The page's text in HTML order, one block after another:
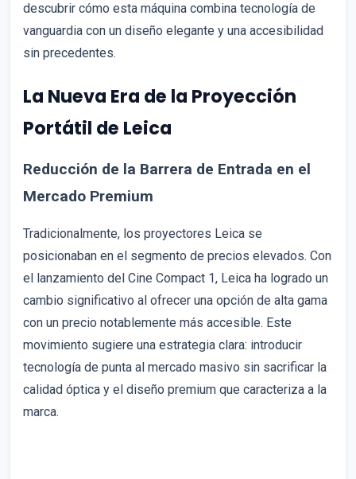
descubrir cómo esta máquina combina tecnología de
vanguardia con un diseño elegante y una accesibilidad
sin precedentes.
La Nueva Era de la Proyección
Portátil de Leica
Reducción de la Barrera de Entrada en el
Mercado Premium
Tradicionalmente, los proyectores Leica se
posicionaban en el segmento de precios elevados. Con
el lanzamiento del Cine Compact 1, Leica ha logrado un
cambio significativo al ofrecer una opción de alta gama
con un precio notablemente más accesible. Este
movimiento sugiere una estrategia clara: introducir
tecnología de punta al mercado masivo sin sacrificar la
calidad óptica y el diseño premium que caracteriza a la
marca.